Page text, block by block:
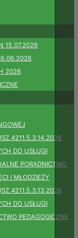
15.07.2026
2026
DO USŁUGI
PORADNICTWO
I MŁODZIEŻY
DO USŁUGI
PEDAGOGICZNE